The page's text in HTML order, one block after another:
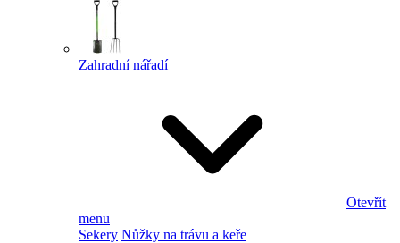
Zahradní nářadí
Otevřít
menu
Sekery Nůžky na trávu a keře